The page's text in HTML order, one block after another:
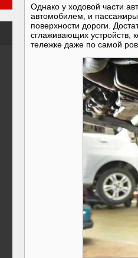
Однако у ходовой части
автомобилем, и
поверхности дороги.
сглаживающих устройств,
тележке даже по самой